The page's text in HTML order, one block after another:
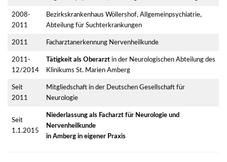
2008-
2011
Bezirkskrankenhaus Wöllershof, Allgemeinpsychiatrie,
Abteilung für Suchterkrankungen
2011 Facharztanerkennung Nervenheilkunde
2011-
12/2014
Tätigkeit als Oberarztin der Neurologischen Abteilung des
Klinikums St. Marien Amberg
Seit
2011
Mitgliedschaft in der Deutschen Gesellschaft für
Neurologie
Seit
1.1.2015
Niederlassung als Facharzt für Neurologie und
Nervenheilkunde
in Amberg in eigener Praxis